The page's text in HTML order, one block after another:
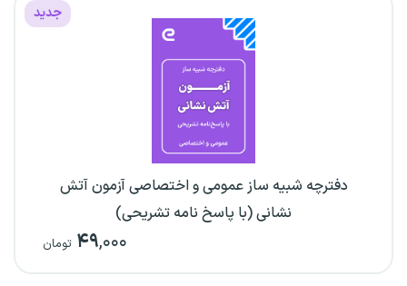
جدید
دفترچه شبیه ساز عمومی و اختصاصی آزمون آتش
نشانی (با پاسخ نامه تشریحی)
۴۹,۰۰۰ تومان